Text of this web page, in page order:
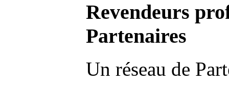
Revendeurs
Partenaires
Un réseau de